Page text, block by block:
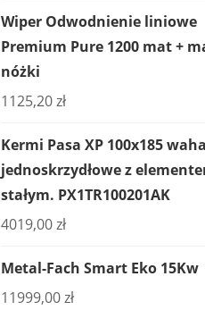
Wiper Odwodnienie liniowe
Premium Pure 1200 mat +
nóżki
1125,20zł
Kermi Pasa XP 100x185
jednoskrzydłowe z
stałym. PX1TR100201AK
4019,00zł
Metal-Fach Smart Eko 15Kw
11999,00zł